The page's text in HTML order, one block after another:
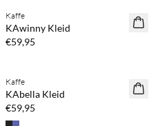
NEUHEITEN
Kaffe
KAwinny Kleid
€59,95
NEUHEITEN
Kaffe
KAbella Kleid
€59,95